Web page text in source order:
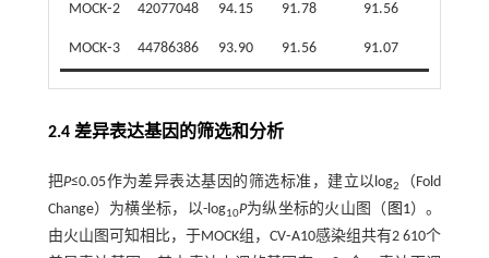
MOCK⁃2 42077048 94.15 91.78 91.56
MOCK⁃3 44786386 93.90 91.56 91.07
2.4 差异表达基因的筛选和分析
把P≤0.05作为差异表达基因的筛选标准，建立以log2
（Fold
Change）为横坐标，以-log10P为纵坐标的火山图（ 图1）。
由火山图可知相比，于MOCK组，CV⁃A10感染组共有2 610个